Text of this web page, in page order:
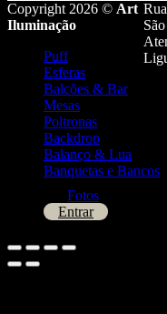
Copyright 2026 © Art
Iluminação
Puff
Esferas
Balcões & Bar
Mesas
Poltronas
Backdrop
Balanço & Lua
Banquetas e Bancos
Fotos
Entrar